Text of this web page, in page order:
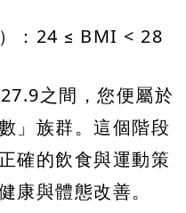
：24 ≤ BMI < 28
之間，您便屬於
」族群。這個階段
確的飲食與運動策
康與體態改善。